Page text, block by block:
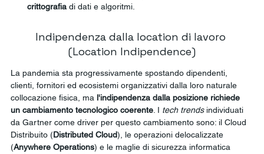
crittografia di dati e algoritmi.
Indipendenza dalla location di lavoro
(Location Indipendence)
La pandemia sta progressivamente spostando dipendenti,
clienti, fornitori ed ecosistemi organizzativi dalla loro naturale
collocazione fisica, ma l'indipendenza dalla posizione richiede
un cambiamento tecnologico coerente . I tech trends individuati
da Gartner come driver per questo cambiamento sono: il Cloud
Distribuito (Distributed Cloud), le operazioni delocalizzate
(Anywhere Operations) e le maglie di sicurezza informatica